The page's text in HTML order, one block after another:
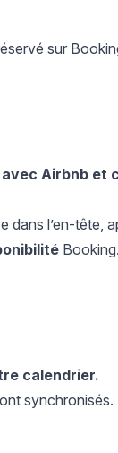
sur
Airbnb et
dans l’en-tête,
calendrier.
synchronisés.